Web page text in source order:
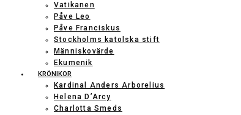
Vatikanen
Påve Leo
Påve Franciskus
Stockholms katolska stift
Människovärde
Ekumenik
KRÖNIKOR
Kardinal Anders Arborelius
Helena D’Arcy
Charlotta Smeds